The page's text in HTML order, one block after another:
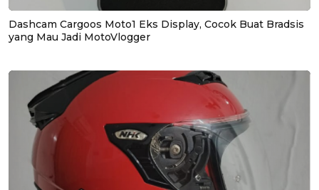
Dashcam Cargoos Moto1 Eks Display, Cocok Buat Bradsis
yang Mau Jadi MotoVlogger